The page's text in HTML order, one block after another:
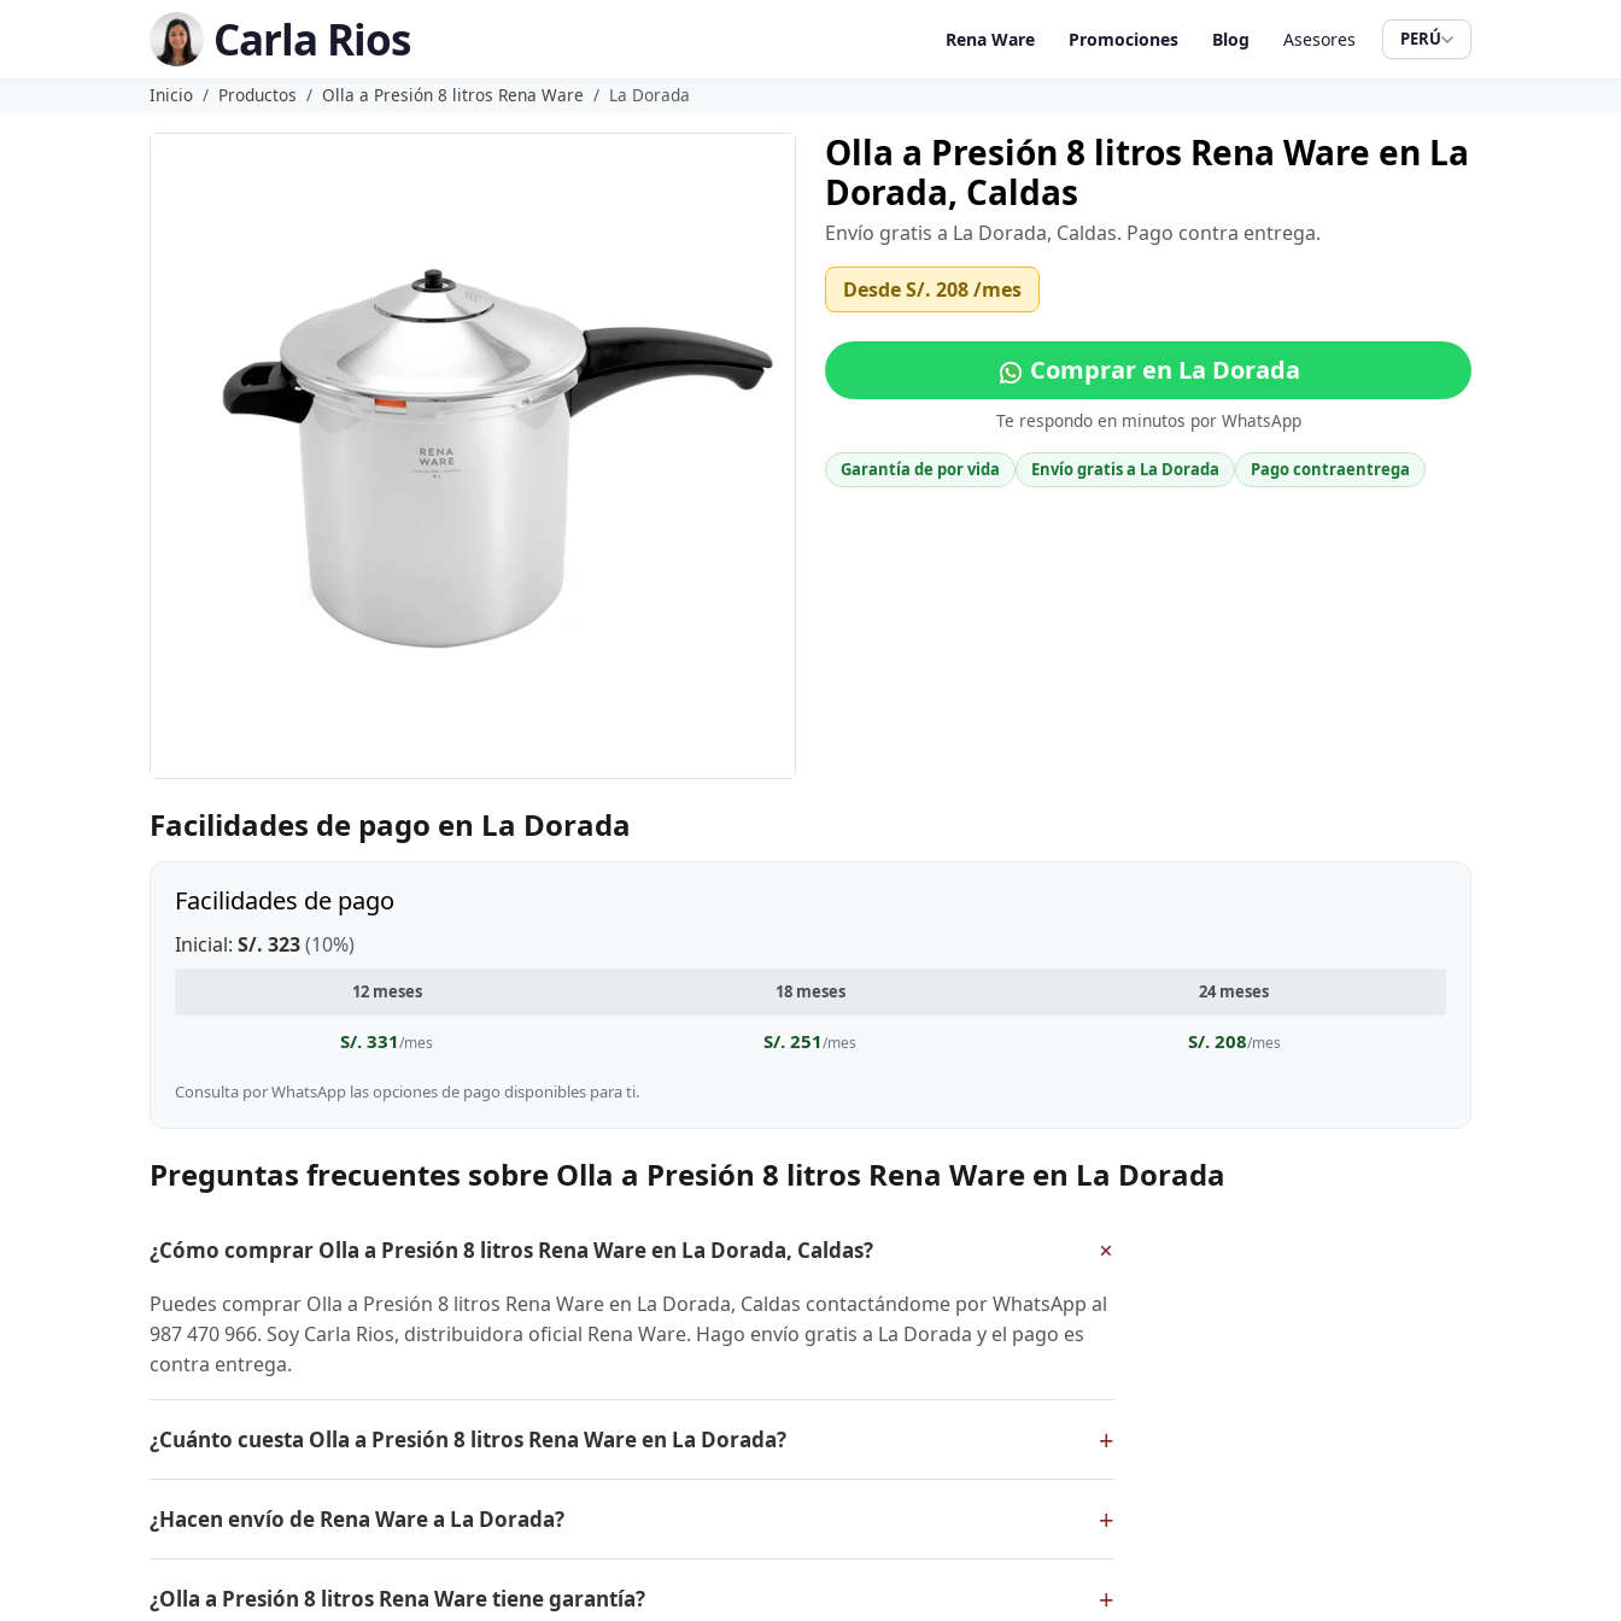
Carla Rios Rena Ware Promociones Blog Asesores PERÚ
Inicio Productos Olla a Presión 8 litros Rena Ware La Dorada
Olla a Presión 8 litros Rena Ware en La
Dorada, Caldas
Envío gratis a La Dorada, Caldas. Pago contra entrega.
DesdeS/. 208/mes
Comprar en La Dorada
Te respondo en minutos por WhatsApp
Garantía de por vida Envío gratis a La Dorada Pago contraentrega
Facilidades de pago en La Dorada
Facilidades de pago
Inicial: S/. 323(10%)
12 meses 18 meses 24 meses
S/. 331/mes S/. 251/mes S/. 208/mes
Consulta por WhatsApp las opciones de pago disponibles para ti.
Preguntas frecuentes sobre Olla a Presión 8 litros Rena Ware en La Dorada
¿Cómo comprar Olla a Presión 8 litros Rena Ware en La Dorada, Caldas? +
Puedes comprar Olla a Presión 8 litros Rena Ware en La Dorada, Caldas contactándome por WhatsApp al
987 470 966. Soy Carla Rios, distribuidora oficial Rena Ware. Hago envío gratis a La Dorada y el pago es
contra entrega.
¿Cuánto cuesta Olla a Presión 8 litros Rena Ware en La Dorada? +
para conocer el precio actual, promociones disponibles y facilidades de pago en cuotas desde el 10% de
inicial.
¿Hacen envío de Rena Ware a La Dorada? +
pago es contra entrega.
¿Olla a Presión 8 litros Rena Ware tiene garantía? +